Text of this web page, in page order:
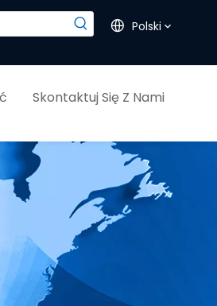
Polski
Skontaktuj Się Z Nami